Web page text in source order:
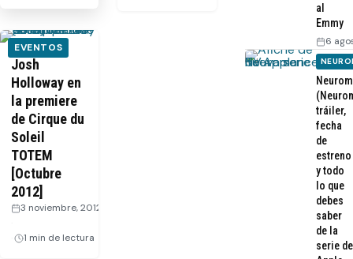
EVENTOS
Josh
Holloway en
la premiere
de Cirque du
Soleil
TOTEM
[Octubre
2012]
3 noviembre, 2012
1 min de lectura
al
Emmy
6
tráiler,
fecha
de
estreno
y todo
lo que
debes
saber
de la
serie de